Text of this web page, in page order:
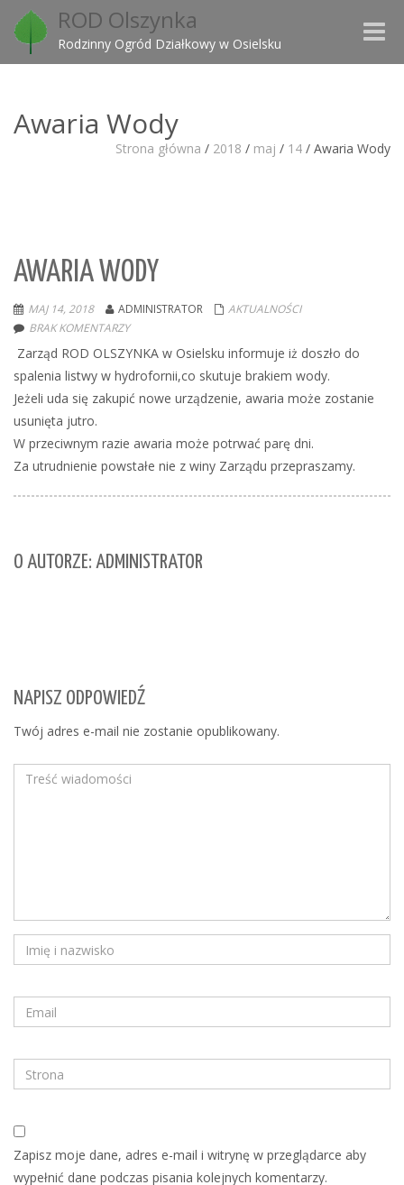
ROD Olszynka
Rodzinny Ogród Działkowy w Osielsku
Toggle
Awaria Wody
Strona główna / 2018 / maj / 14 / Awaria Wody
AWARIA WODY
MAJ 14, 2018 ADMINISTRATOR
AKTUALNOŚCI
BRAK KOMENTARZY
Zarząd ROD OLSZYNKA w Osielsku informuje iż doszło do
spalenia listwy w hydrofornii,co skutuje brakiem wody.
Jeżeli uda się zakupić nowe urządzenie, awaria może zostanie
usunięta jutro.
W przeciwnym razie awaria może potrwać parę dni.
Za utrudnienie powstałe nie z winy Zarządu przepraszamy.
O AUTORZE: ADMINISTRATOR
NAPISZ ODPOWIEDŹ
Twój adres e-mail nie zostanie opublikowany.
Zapisz moje dane, adres e-mail i witrynę w przeglądarce aby
wypełnić dane podczas pisania kolejnych komentarzy.